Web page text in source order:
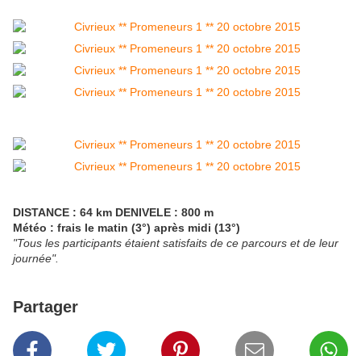
DISTANCE : 64 km DENIVELE : 800 m
Météo : frais le matin (3°) après midi (13°)
"Tous les participants étaient satisfaits de ce parcours et de leur
journée".
Partager